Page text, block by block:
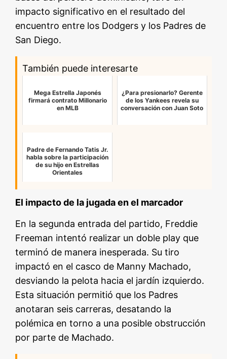
impacto significativo en el resultado del
encuentro entre los Dodgers y los Padres de
San Diego.
También puede interesarte
Mega Estrella Japonés
firmará contrato Millonario
en MLB
¿Para presionarlo? Gerente
de los Yankees revela su
conversación con Juan Soto
Padre de Fernando Tatis Jr.
habla sobre la participación
de su hijo en Estrellas
Orientales
El impacto de la jugada en el marcador
En la segunda entrada del partido, Freddie
Freeman intentó realizar un doble play que
terminó de manera inesperada. Su tiro
impactó en el casco de Manny Machado,
desviando la pelota hacia el jardín izquierdo.
Esta situación permitió que los Padres
anotaran seis carreras, desatando la
polémica en torno a una posible obstrucción
por parte de Machado.